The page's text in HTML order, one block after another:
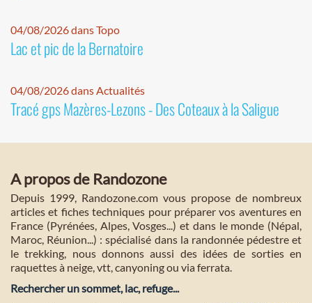
04/08/2026 dans Topo
Lac et pic de la Bernatoire
04/08/2026 dans Actualités
Tracé gps Mazères-Lezons - Des Coteaux à la Saligue
A propos de Randozone
Depuis 1999, Randozone.com vous propose de nombreux
articles et fiches techniques pour préparer vos aventures en
France (Pyrénées, Alpes, Vosges...) et dans le monde (Népal,
Maroc, Réunion...) : spécialisé dans la randonnée pédestre et
le trekking, nous donnons aussi des idées de sorties en
raquettes à neige, vtt, canyoning ou via ferrata.
Rechercher un sommet, lac, refuge...